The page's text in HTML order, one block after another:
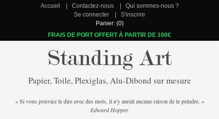
Accueil Contactez-nous
Qui sommes-nous ?
Se connecter
S'inscrire
Panier: (0)
FRAIS DE PORT OFFERT À PARTIR DE 100€
Standing Art
Papier, Toile, Plexiglas, Alu-Dibond sur mesure
« Si vous pouviez le dire avec des mots, il n'y aurait aucune raison de le peindre. »
Edward Hopper